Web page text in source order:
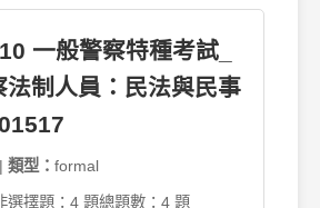
一般警察特種考試_
法制人員：民法與民事
類型： formal
選擇題：4 題總題數：4 題